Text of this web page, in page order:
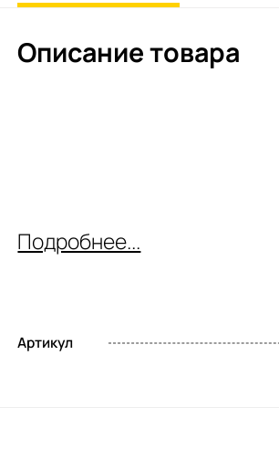
Описание товара
Подробнее...
Артикул